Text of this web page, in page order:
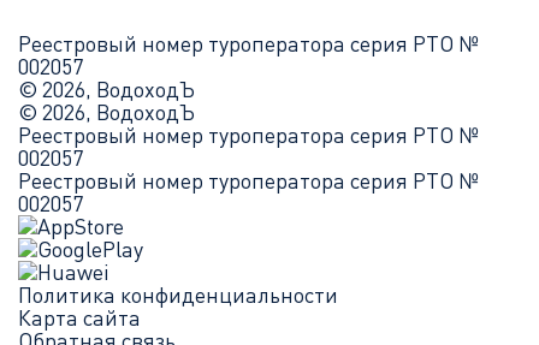
Реестровый номер туроператора серия РТО №
002057
© 2026, ВодоходЪ
© 2026, ВодоходЪ
Реестровый номер туроператора серия РТО №
002057
Реестровый номер туроператора серия РТО №
002057
Политика конфиденциальности
Карта сайта
Обратная связь